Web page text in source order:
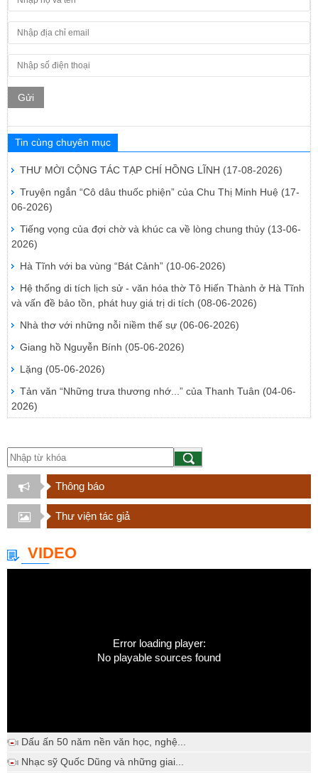
Gửi
Tin cùng chuyên mục
THƯ MỜI CỘNG TÁC TẠP CHÍ HỒNG LĨNH (17-08-2026)
Truyện ngắn “Cô dâu thuốc phiện” của Chu Thị Minh Huệ (17-
06-2026)
Tiếng vọng của đợi chờ và khúc ca về lòng chung thủy (13-06-
2026)
Hà Tĩnh với ba vùng “Bát Cảnh” (10-06-2026)
Hệ thống di tích lịch sử - văn hóa thờ Tô Hiến Thành ở Hà Tĩnh
và vấn đề bảo tồn, phát huy giá trị di tích (08-06-2026)
Nhà thơ với những nỗi niềm thế sự (06-06-2026)
Giang hồ Nguyễn Bính (05-06-2026)
Lặng (05-06-2026)
Tản văn “Những trưa thương nhớ...” của Thanh Tuân (04-06-
2026)
Thông báo
Thư viện tác giả
VIDEO
Error loading player:
No playable sources found
Dấu ấn 50 năm nền văn học, nghệ...
Nhạc sỹ Quốc Dũng và những giai...